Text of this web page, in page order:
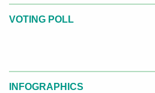
VOTING POLL
INFOGRAPHICS